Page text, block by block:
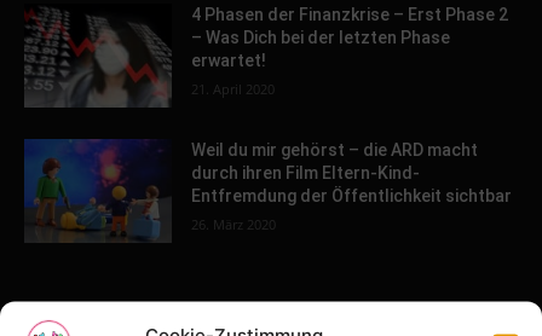
4 Phasen der Finanzkrise – Erst Phase 2
– Was Dich bei der letzten Phase
erwartet!
21. April 2020
Weil du mir gehörst – die ARD macht
durch ihren Film Eltern-Kind-
Entfremdung der Öffentlichkeit sichtbar
26. März 2020
POPULAR POSTS